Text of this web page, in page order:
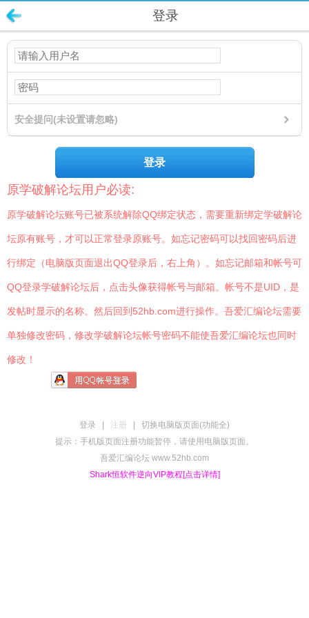
登录
安全提问(未设置请忽略)
登录
原学破解论坛用户必读:
原学破解论坛账号已被系统解除QQ绑定状态，需要重新绑定学破解论
坛原有账号，才可以正常登录原账号。如忘记密码可以找回密码后进
行绑定（电脑版页面退出QQ登录后，右上角）。如忘记邮箱和帐号可
QQ登录学破解论坛后，点击头像获得帐号与邮箱。帐号不是UID，是
发帖时显示的名称。然后回到52hb.com进行操作。吾爱汇编论坛需要
单独修改密码，修改学破解论坛帐号密码不能使吾爱汇编论坛也同时
修改！
登录 注册
切换电脑版页面(功能全)
提示：手机版页面注册功能暂停，请使用电脑版页面。
吾爱汇编论坛 www.52hb.com
Shark恒软件逆向VIP教程[点击详情]